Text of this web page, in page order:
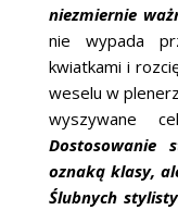
niezmiernie
nie wypada
kwiatkami i
weselu w
wyszywane
Dostosowanie
oznaką klasy,
Ślubnych